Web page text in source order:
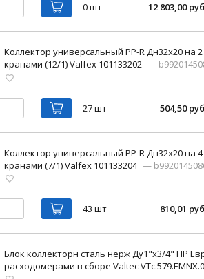
0 шт 12 803,00
Коллектор универсальный PP-R Дн32х20 на
кранами (12/1) Valfex 101133202 —
27 шт 504,50
Коллектор универсальный PP-R Дн32х20 на
кранами (7/1) Valfex 101133204 —
43 шт 810,01
Блок коллекторн сталь нерж Ду1"х3/4" НР
расходомерами в сборе Valtec